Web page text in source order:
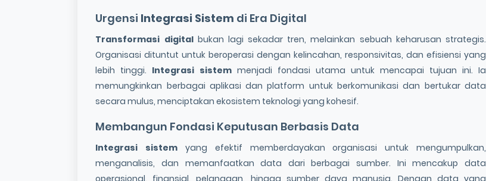
Urgensi Integrasi Sistem di Era Digital
Transformasi digitalbukan lagi sekadar tren, melainkan sebuah keharusan strategis.
Organisasi dituntut untuk beroperasi dengan kelincahan, responsivitas, dan efisiensi yang
lebih tinggi. Integrasi sistem menjadi fondasi utama untuk mencapai tujuan ini. Ia
memungkinkan berbagai aplikasi dan platform untuk berkomunikasi dan bertukar data
secara mulus, menciptakan ekosistem teknologi yang kohesif.
Membangun Fondasi Keputusan Berbasis Data
Integrasi sistem yang efektif memberdayakan organisasi untuk mengumpulkan,
menganalisis, dan memanfaatkan data dari berbagai sumber. Ini mencakup data
operasional, finansial, pelanggan, hingga sumber daya manusia. Dengan data yang